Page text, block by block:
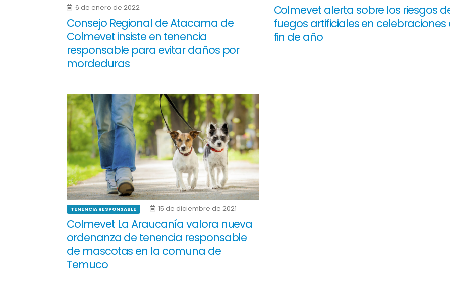
6 de enero de 2022
Consejo Regional de Atacama de
Colmevet insiste en tenencia
responsable para evitar daños por
mordeduras
Colmevet alerta sobre los riesgos
fuegos artificiales en celebraciones
fin de año
TENENCIA RESPONSABLE 15 de diciembre de 2021
Colmevet La Araucanía valora nueva
ordenanza de tenencia responsable
de mascotas en la comuna de
Temuco